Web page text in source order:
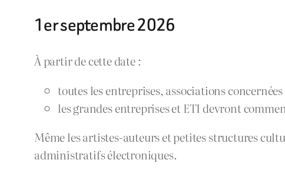
1er septembre 2026
À partir de cette date :
toutes les entreprises, associations
les grandes entreprises et ETI devront
Même les artistes-auteurs et petites structures
administratifs électroniques.